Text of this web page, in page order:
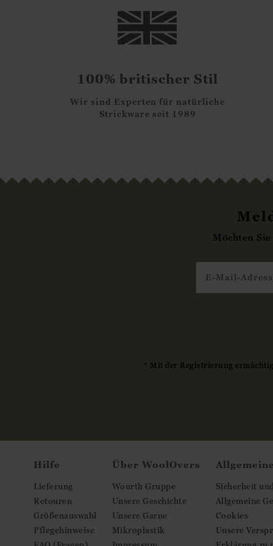
100% britischer Stil
Wir sind Experten für natürliche
Strickware seit 1989
Möchten
* Mit der Registrierung
Hilfe
Lieferung
Retouren
Größenauswahl
Pflegehinweise
Über WoolOvers
Wourth Gruppe
Unsere Geschichte
Unsere Garne
Mikroplastik
Sicherheit
Allgemeine
Cookies
Unsere